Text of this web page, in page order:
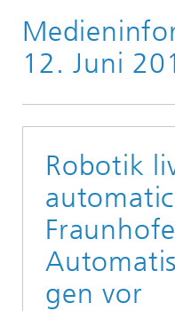
Medien
12. Juni
Robotik
gen vor